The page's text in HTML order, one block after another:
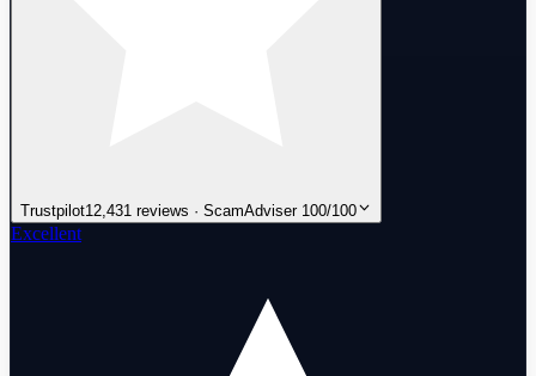
Trustpilot12,431 reviews · ScamAdviser 100/100
Excellent